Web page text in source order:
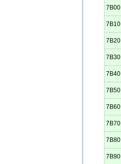
7B00
7B10
7B20
7B30
7B40
7B50
7B60
7B70
7B80
7B90